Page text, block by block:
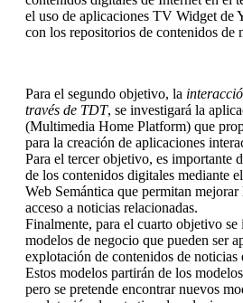
el uso de aplicaciones TV Widget de
con los repositorios de contenidos de
Para el segundo objetivo, la
través de TDT, se investigará la
(Multimedia Home Platform) que
para la creación de aplicaciones
Para el tercer objetivo, es importante
de los contenidos digitales mediante
Web Semántica que permitan
acceso a noticias relacionadas.
Finalmente, para el cuarto objetivo
modelos de negocio que pueden ser
explotación de contenidos de noticias
Estos modelos partirán de los
pero se pretende encontrar nuevos